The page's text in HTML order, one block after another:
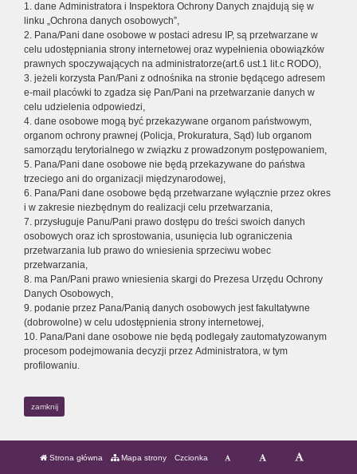
1. dane Administratora i Inspektora Ochrony Danych znajdują się w
linku „Ochrona danych osobowych”,
2. Pana/Pani dane osobowe w postaci adresu IP, są przetwarzane w
celu udostępniania strony internetowej oraz wypełnienia obowiązków
prawnych spoczywających na administratorze(art.6 ust.1 lit.c RODO),
3. jeżeli korzysta Pan/Pani z odnośnika na stronie będącego adresem
e-mail placówki to zgadza się Pan/Pani na przetwarzanie danych w
celu udzielenia odpowiedzi,
4. dane osobowe mogą być przekazywane organom państwowym,
organom ochrony prawnej (Policja, Prokuratura, Sąd) lub organom
samorządu terytorialnego w związku z prowadzonym postępowaniem,
5. Pana/Pani dane osobowe nie będą przekazywane do państwa
trzeciego ani do organizacji międzynarodowej,
6. Pana/Pani dane osobowe będą przetwarzane wyłącznie przez okres
i w zakresie niezbędnym do realizacji celu przetwarzania,
7. przysługuje Panu/Pani prawo dostępu do treści swoich danych
osobowych oraz ich sprostowania, usunięcia lub ograniczenia
przetwarzania lub prawo do wniesienia sprzeciwu wobec
przetwarzania,
8. ma Pan/Pani prawo wniesienia skargi do Prezesa Urzędu Ochrony
Danych Osobowych,
9. podanie przez Pana/Panią danych osobowych jest fakultatywne
(dobrowolne) w celu udostępnienia strony internetowej,
10. Pana/Pani dane osobowe nie będą podlegały zautomatyzowanym
procesom podejmowania decyzji przez Administratora, w tym
profilowaniu.
zamknij
Strona główna Mapa strony Czcionka